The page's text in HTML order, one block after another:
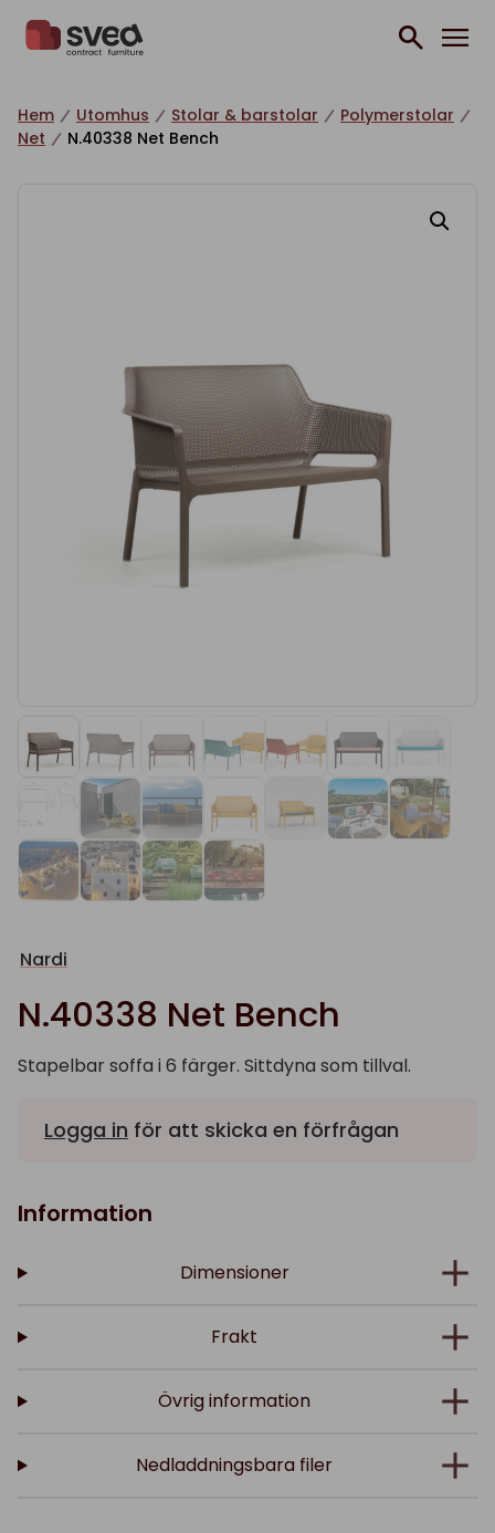
Hem Utomhus Stolar & barstolar
Polymerstolar
Net
N.40338 Net Bench
Nardi
N.40338 Net Bench
Stapelbar soffa i 6 färger. Sittdyna som tillval.
Logga in för att skicka en förfrågan
Information
Dimensioner
Frakt
Övrig information
Nedladdningsbara filer